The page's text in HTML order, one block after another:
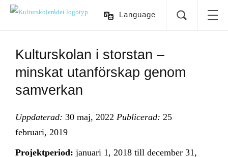
Language
Kulturskolan i storstan –
minskat utanförskap genom
samverkan
Uppdaterad: 30 maj, 2022 Publicerad: 25
februari, 2019
Projektperiod: januari 1, 2018 till december 31,